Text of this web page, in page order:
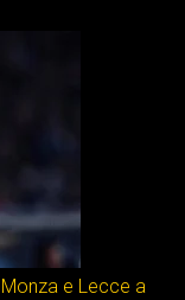
e Lecce a